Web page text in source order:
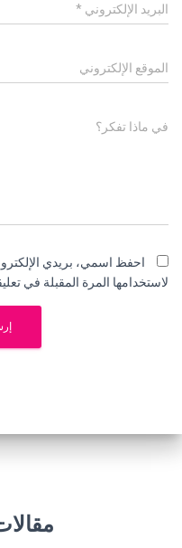
البريد الإلكتروني *
الموقع الإلكتروني
في ماذا تفكر؟
احفظ اسمي، بريدي
لاستخدامها المرة المقبلة في